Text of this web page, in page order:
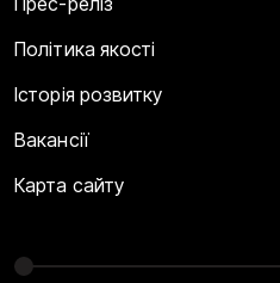
Політика якості
Історія розвитку
Вакансії
Карта сайту